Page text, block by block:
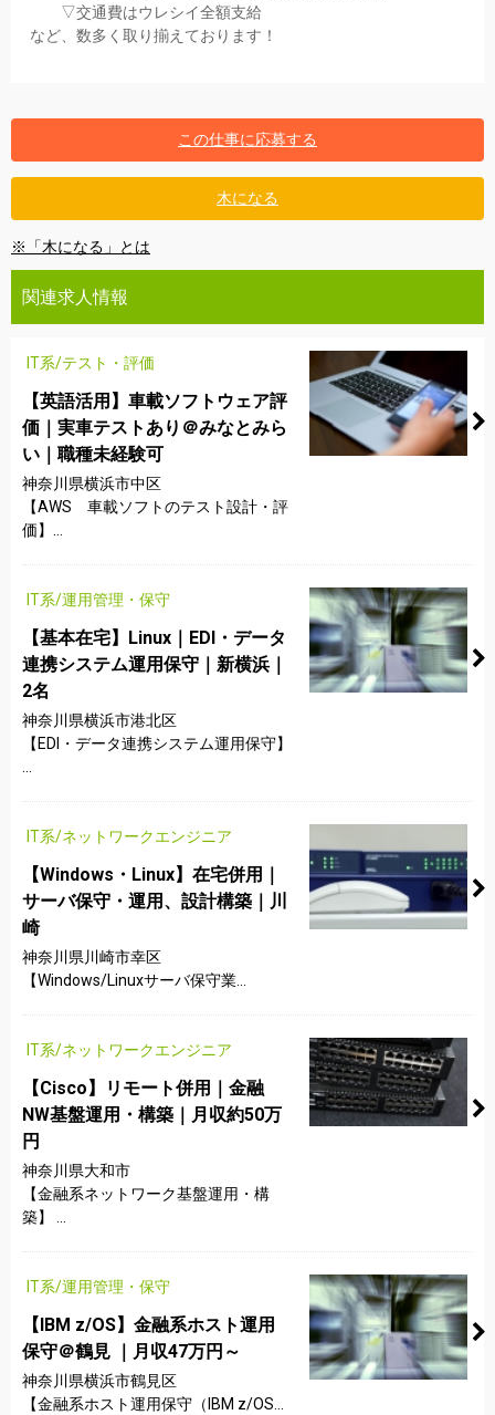
▽交通費はウレシイ全額支給
など、数多く取り揃えております！
この仕事に応募する
木になる
※「木になる」とは
関連求人情報
IT系/テスト・評価
【英語活用】車載ソフトウェア評
価｜実車テストあり＠みなとみら
い｜職種未経験可
神奈川県横浜市中区
【AWS 車載ソフトのテスト設計・評
価】...
IT系/運用管理・保守
【基本在宅】Linux｜EDI・データ
連携システム運用保守｜新横浜｜
2名
神奈川県横浜市港北区
【EDI・データ連携システム運用保守】
IT系/ネットワークエンジニア
【Windows・Linux】在宅併用｜
サーバ保守・運用、設計構築｜川
崎
神奈川県川崎市幸区
【Windows/Linuxサーバ保守業...
IT系/ネットワークエンジニア
【Cisco】リモート併用｜金融
NW基盤運用・構築｜月収約50万
円
神奈川県大和市
【金融系ネットワーク基盤運用・構
築】 ...
IT系/運用管理・保守
【IBM z/OS】金融系ホスト運用
保守＠鶴見 ｜月収47万円～
神奈川県横浜市鶴見区
【金融系ホスト運用保守（IBM z/OS...